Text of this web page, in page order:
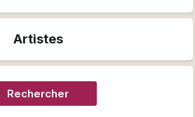
Artistes
Rechercher